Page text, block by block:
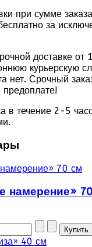
при сумме
за
доставке от
курьерскую
нет. Срочный
в течение 2-5
намерение»